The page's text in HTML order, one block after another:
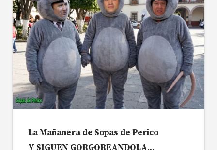
La Mañanera de Sopas de Perico
Y SIGUEN GORGOREANDOLA…